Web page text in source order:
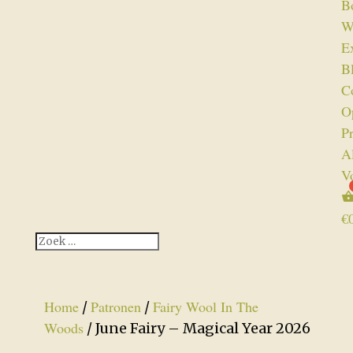
€
Home/Patronen/Fairy Wool In The
Woods / June Fairy – Magical Year 2026